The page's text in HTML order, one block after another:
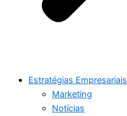
Estratégias Empresariais
Marketing
Notícias